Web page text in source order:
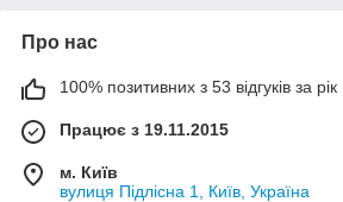
Про нас
100% позитивних з 53 відгуків за рік
Працює з 19.11.2015
м. Київ
вулиця Підлісна 1, Київ, Україна